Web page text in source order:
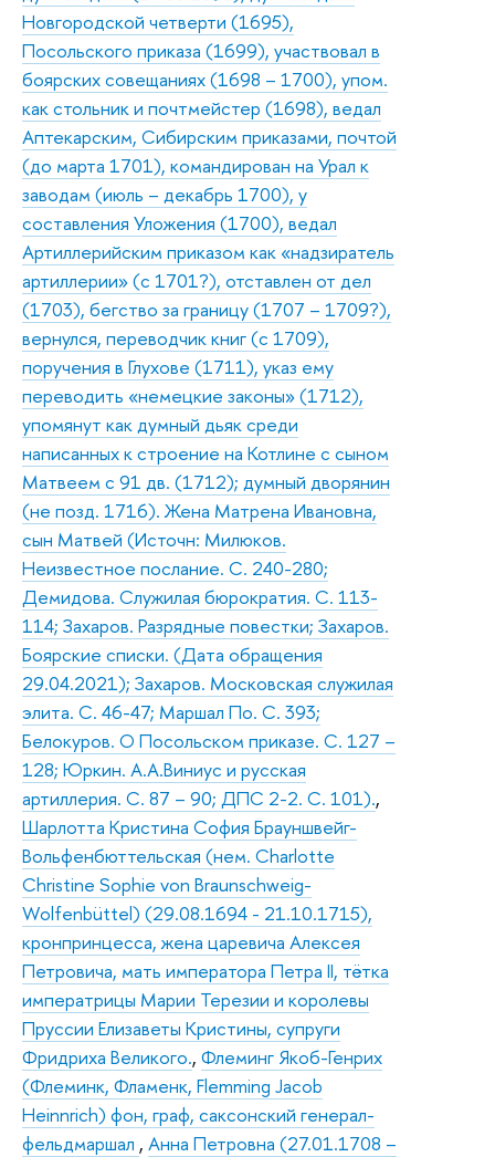
Новгородской четверти (1695),
Посольского приказа (1699), участвовал в
боярских совещаниях (1698 – 1700), упом.
как стольник и почтмейстер (1698), ведал
Аптекарским, Сибирским приказами, почтой
(до марта 1701), командирован на Урал к
заводам (июль – декабрь 1700), у
составления Уложения (1700), ведал
Артиллерийским приказом как «надзиратель
артиллерии» (с 1701?), отставлен от дел
(1703), бегство за границу (1707 – 1709?),
вернулся, переводчик книг (с 1709),
поручения в Глухове (1711), указ ему
переводить «немецкие законы» (1712),
упомянут как думный дьяк среди
написанных к строение на Котлине с сыном
Матвеем с 91 дв. (1712); думный дворянин
(не позд. 1716). Жена Матрена Ивановна,
сын Матвей (Источн: Милюков.
Неизвестное послание. С. 240-280;
Демидова. Служилая бюрократия. С. 113-
114; Захаров. Разрядные повестки; Захаров.
Боярские списки. (Дата обращения
29.04.2021); Захаров. Московская служилая
элита. С. 46-47; Маршал По. С. 393;
Белокуров. О Посольском приказе. С. 127 –
128; Юркин. А.А.Виниус и русская
артиллерия. С. 87 – 90; ДПС 2-2. С. 101).,
Шарлотта Кристина София Брауншвейг-
Вольфенбюттельская (нем. Charlotte
Christine Sophie von Braunschweig-
Wolfenbüttel) (29.08.1694 - 21.10.1715),
кронпринцесса, жена царевича Алексея
Петровича, мать императора Петра II, тётка
императрицы Марии Терезии и королевы
Пруссии Елизаветы Кристины, супруги
Фридриха Великого., Флеминг Якоб-Генрих
(Флеминк, Фламенк, Flemming Jacob
Heinnrich) фон, граф, саксонский генерал-
фельдмаршал , Анна Петровна (27.01.1708 –